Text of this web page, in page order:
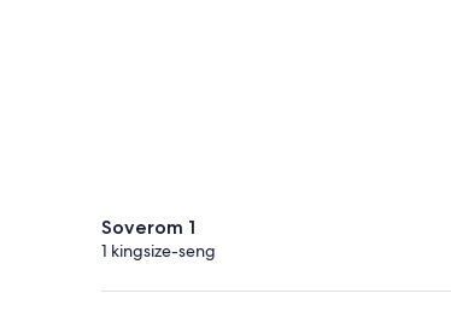
Soverom 1
1 kingsize-seng